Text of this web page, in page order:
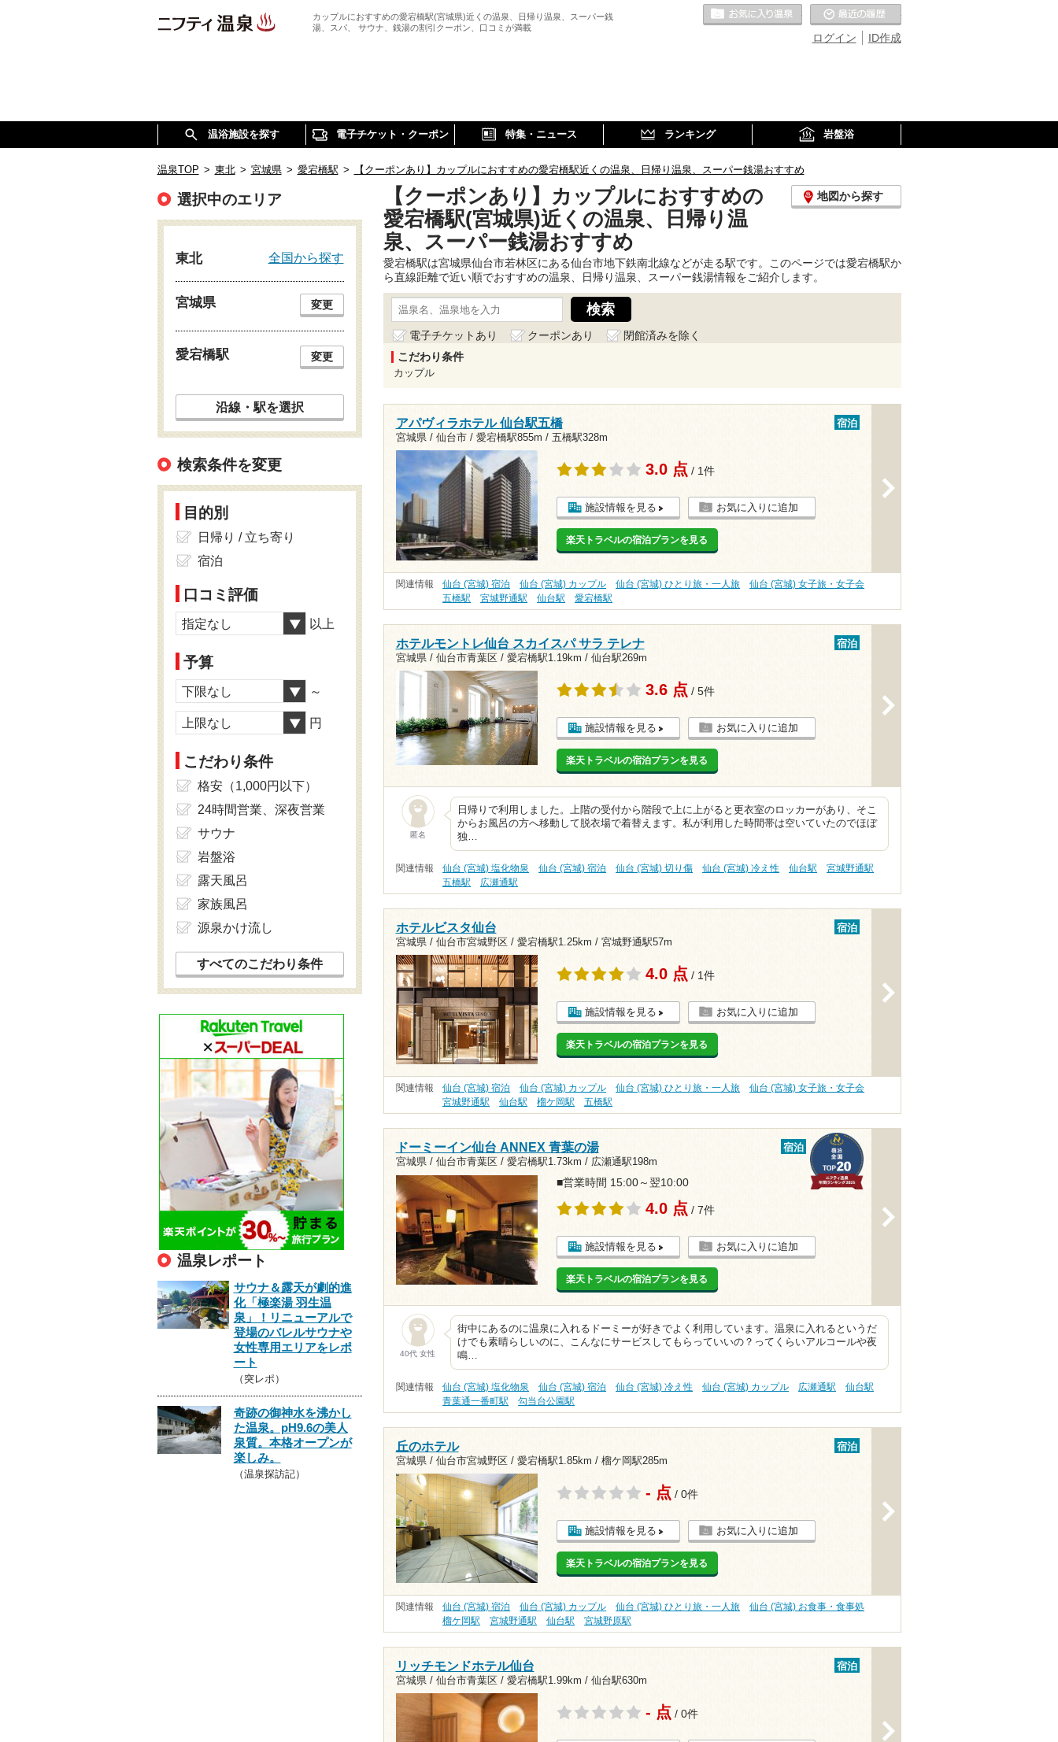
カップルにおすすめの愛宕橋駅(宮城県)近くの温泉、日帰り温泉、スーパー銭
湯、スパ、 サウナ、銭湯の割引クーポン、口コミが満載
ID作成
ログイン
お気に入りの温泉
温浴施設を探す 電子チケット・クーポン 特集・ニュース ランキング 岩盤浴
温泉TOP > 東北 > 宮城県 > 愛宕橋駅 > 【クーポンあり】カップルにおすすめの愛宕橋駅近くの温泉、日帰り温泉、スーパー銭湯おすすめ
【クーポンあり】カップルにおすすめの
愛宕橋駅(宮城県)近くの温泉、日帰り温
泉、スーパー銭湯おすすめ
地図から探す
愛宕橋駅は宮城県仙台市若林区にある仙台市地下鉄南北線などが走る駅です。このページでは愛宕橋駅か
ら直線距離で近い順でおすすめの温泉、日帰り温泉、スーパー銭湯情報をご紹介します。
電子チケットあり クーポンあり
閉館済みを除く
こだわり条件
カップル
アパヴィラホテル 仙台駅五橋
宮城県 / 仙台市 / 愛宕橋駅855m / 五橋駅328m
宿泊
3.0 点 / 1件
施設情報を見る お気に入りに追加
楽天トラベルの宿泊プランを見る
関連情報 仙台 (宮城) 宿泊 仙台 (宮城) カップル 仙台 (宮城) ひとり旅・一人旅
仙台 (宮城) 女子旅・女子会
五橋駅
宮城野通駅 仙台駅 愛宕橋駅
ホテルモントレ仙台 スカイスパ サラ テレナ
宮城県 / 仙台市青葉区 / 愛宕橋駅1.19km / 仙台駅269m
宿泊
3.6 点 / 5件
施設情報を見る お気に入りに追加
楽天トラベルの宿泊プランを見る
匿名
日帰りで利用しました。上階の受付から階段で上に上がると更衣室のロッカーがあり、そこ
からお風呂の方へ移動して脱衣場で着替えます。私が利用した時間帯は空いていたのでほぼ
独…
関連情報 仙台 (宮城) 塩化物泉 仙台 (宮城) 宿泊 仙台 (宮城) 切り傷 仙台 (宮城) 冷え性 仙台駅
宮城野通駅
五橋駅
広瀬通駅
ホテルビスタ仙台
宮城県 / 仙台市宮城野区 / 愛宕橋駅1.25km / 宮城野通駅57m
宿泊
4.0 点 / 1件
施設情報を見る お気に入りに追加
楽天トラベルの宿泊プランを見る
関連情報 仙台 (宮城) 宿泊 仙台 (宮城) カップル 仙台 (宮城) ひとり旅・一人旅
仙台 (宮城) 女子旅・女子会
宮城野通駅
仙台駅 榴ケ岡駅 五橋駅
ドーミーイン仙台 ANNEX 青葉の湯
宮城県 / 仙台市青葉区 / 愛宕橋駅1.73km / 広瀬通駅198m
宿泊
■営業時間 15:00～翌10:00
4.0 点 / 7件
施設情報を見る お気に入りに追加
楽天トラベルの宿泊プランを見る
40代 女性
街中にあるのに温泉に入れるドーミーが好きでよく利用しています。温泉に入れるというだ
けでも素晴らしいのに、こんなにサービスしてもらっていいの？ってくらいアルコールや夜
鳴…
関連情報 仙台 (宮城) 塩化物泉 仙台 (宮城) 宿泊 仙台 (宮城) 冷え性 仙台 (宮城) カップル 広瀬通駅
仙台駅
青葉通一番町駅
勾当台公園駅
丘のホテル
宮城県 / 仙台市宮城野区 / 愛宕橋駅1.85km / 榴ケ岡駅285m
宿泊
- 点 / 0件
施設情報を見る お気に入りに追加
楽天トラベルの宿泊プランを見る
関連情報 仙台 (宮城) 宿泊 仙台 (宮城) カップル 仙台 (宮城) ひとり旅・一人旅
仙台 (宮城) お食事・食事処
榴ケ岡駅
宮城野通駅 仙台駅 宮城野原駅
リッチモンドホテル仙台
宮城県 / 仙台市青葉区 / 愛宕橋駅1.99km / 仙台駅630m
宿泊
- 点 / 0件
選択中のエリア
東北 全国から探す
宮城県 変更
愛宕橋駅 変更
沿線・駅を選択
検索条件を変更
目的別
日帰り / 立ち寄り
宿泊
口コミ評価
指定なし 以上
予算
下限なし ～
上限なし 円
こだわり条件
格安（1,000円以下）
24時間営業、深夜営業
サウナ
岩盤浴
露天風呂
家族風呂
源泉かけ流し
すべてのこだわり条件
温泉レポート
サウナ＆露天が劇的進
化「極楽湯 羽生温
泉」！リニューアルで
登場のバレルサウナや
女性専用エリアをレポ
ート
（突レポ）
奇跡の御神水を沸かし
た温泉。pH9.6の美人
泉質。本格オープンが
楽しみ。
（温泉探訪記）